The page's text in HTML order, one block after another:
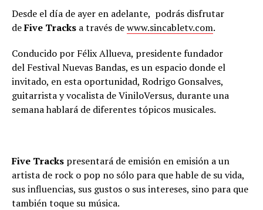
Desde el día de ayer en adelante, podrás disfrutar
deFive Tracks a través dewww.sincabletv.com.
Conducido por Félix Allueva, presidente fundador
del Festival Nuevas Bandas, es un espacio donde el
invitado, en esta oportunidad, Rodrigo Gonsalves,
guitarrista y vocalista de ViniloVersus, durante una
semana hablará de diferentes tópicos musicales.
Five Tracks presentará de emisión en emisión a un
artista de rock o pop no sólo para que hable de su vida,
sus influencias, sus gustos o sus intereses, sino para que
también toque su música.